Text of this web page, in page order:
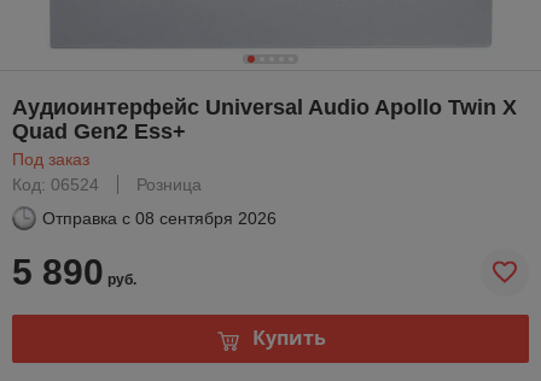
Аудиоинтерфейс Universal Audio Apollo Twin X
Quad Gen2 Ess+
Под заказ
Код: 06524
Розница
Отправка с 08 сентября 2026
5 890 руб.
Купить